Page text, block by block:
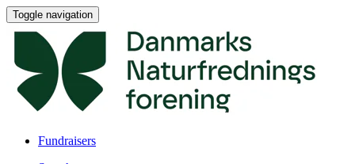
Toggle navigation
Fundraisers